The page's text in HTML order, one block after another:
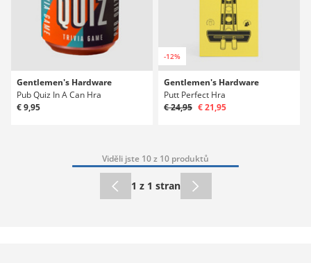
Gentlemen's Hardware
Pub Quiz In A Can Hra
€ 9,95
-12%
Gentlemen's Hardware
Putt Perfect Hra
€ 24,95 € 21,95
Viděli jste 10 z 10 produktů
1 z 1 stran